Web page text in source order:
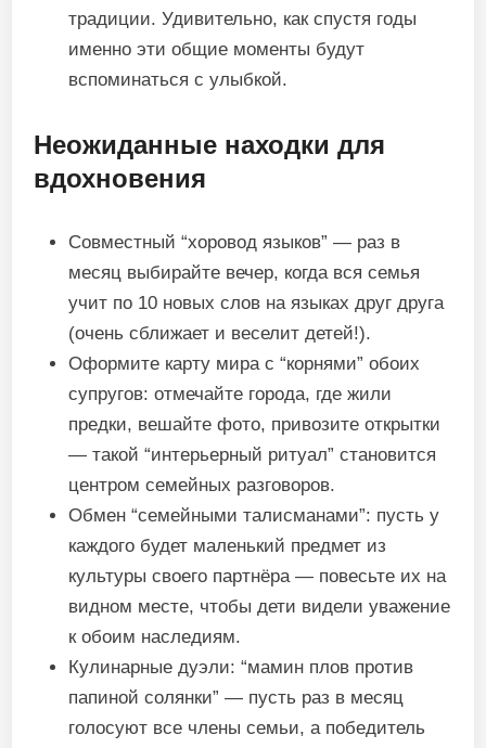
традиции. Удивительно, как спустя годы
именно эти общие моменты будут
вспоминаться с улыбкой.
Неожиданные находки для
вдохновения
Совместный “хоровод языков” — раз в
месяц выбирайте вечер, когда вся семья
учит по 10 новых слов на языках друг друга
(очень сближает и веселит детей!).
Оформите карту мира с “корнями” обоих
супругов: отмечайте города, где жили
предки, вешайте фото, привозите открытки
— такой “интерьерный ритуал” становится
центром семейных разговоров.
Обмен “семейными талисманами”: пусть у
каждого будет маленький предмет из
культуры своего партнёра — повесьте их на
видном месте, чтобы дети видели уважение
к обоим наследиям.
Кулинарные дуэли: “мамин плов против
папиной солянки” — пусть раз в месяц
голосуют все члены семьи, а победитель